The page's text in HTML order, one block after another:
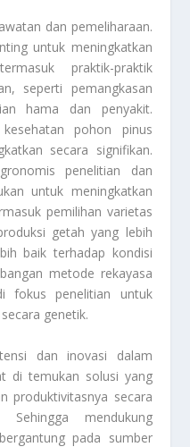
dan pemeliharaan.
untuk meningkatkan
praktik-praktik
seperti pemangkasan
hama dan penyakit.
pohon pinus
secara signifikan.
penelitian dan
untuk meningkatkan
pemilihan varietas
getah yang lebih
baik terhadap kondisi
metode rekayasa
fokus penelitian untuk
genetik.
dan inovasi dalam
di temukan solusi yang
produktivitasnya secara
mendukung
pada sumber